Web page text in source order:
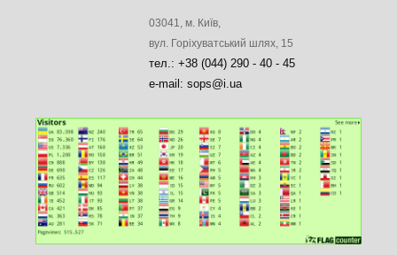
03041, м. Київ,
вул. Горіхуватський шлях, 15
тел.: +38 (044) 290 - 40 - 45
e-mail: sops@i.ua